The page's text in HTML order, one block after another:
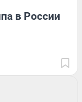
в России